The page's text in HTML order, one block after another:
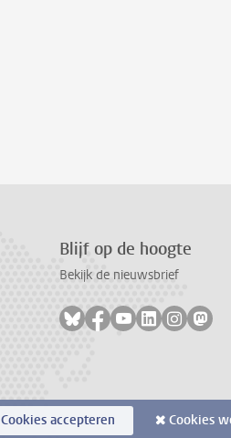
Blijf op de hoogte
Bekijk de nieuwsbrief
Volg ons op bluesky
Volg ons op facebook
Volg ons op
Volg ons op
Volg
Cookies accepteren Cookies